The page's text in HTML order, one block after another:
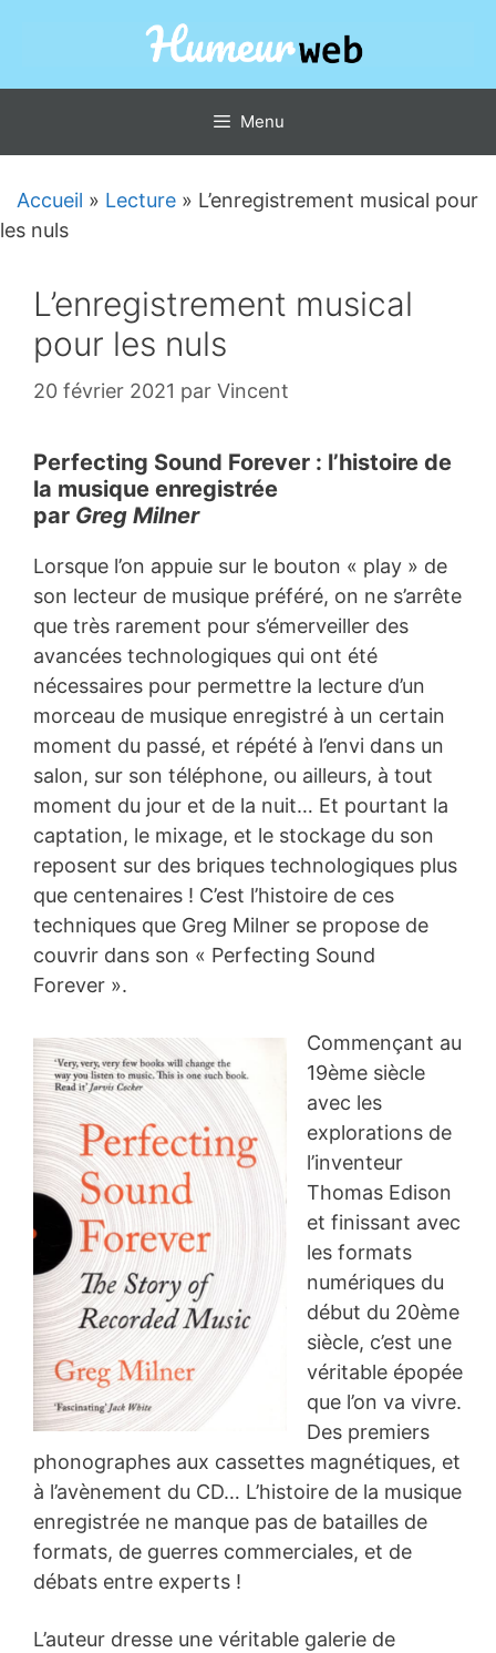
Menu
Accueil » Lecture » L’enregistrement musical pour
les nuls
L’enregistrement musical
pour les nuls
20 février 2021 par Vincent
Perfecting Sound Forever : l’histoire de
la musique enregistrée
par Greg Milner
Lorsque l’on appuie sur le bouton « play » de
son lecteur de musique préféré, on ne s’arrête
que très rarement pour s’émerveiller des
avancées technologiques qui ont été
nécessaires pour permettre la lecture d’un
morceau de musique enregistré à un certain
moment du passé, et répété à l’envi dans un
salon, sur son téléphone, ou ailleurs, à tout
moment du jour et de la nuit… Et pourtant la
captation, le mixage, et le stockage du son
reposent sur des briques technologiques plus
que centenaires ! C’est l’histoire de ces
techniques que Greg Milner se propose de
couvrir dans son « Perfecting Sound
Forever ».
Commençant au
19ème siècle
avec les
explorations de
l’inventeur
Thomas Edison
et finissant avec
les formats
numériques du
début du 20ème
siècle, c’est une
véritable épopée
que l’on va vivre.
Des premiers
phonographes aux cassettes magnétiques, et
à l’avènement du CD… L’histoire de la musique
enregistrée ne manque pas de batailles de
formats, de guerres commerciales, et de
débats entre experts !
L’auteur dresse une véritable galerie de